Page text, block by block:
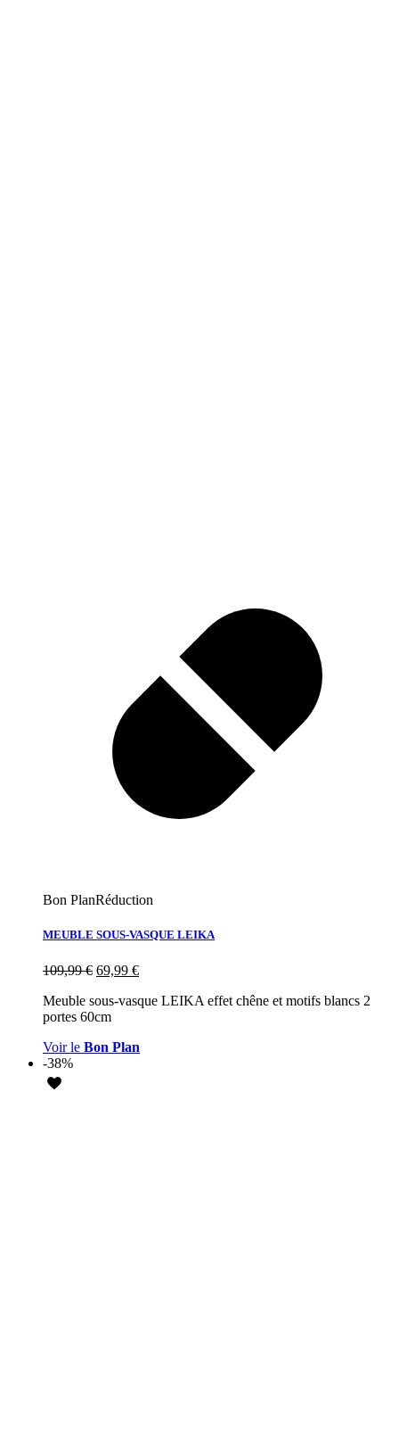
Bon PlanRéduction
MEUBLE SOUS-VASQUE LEIKA
109,99€ 69,99 €
Meuble sous-vasque LEIKA effet chêne et motifs blancs 2
portes 60cm
Voir le Bon Plan
-38%